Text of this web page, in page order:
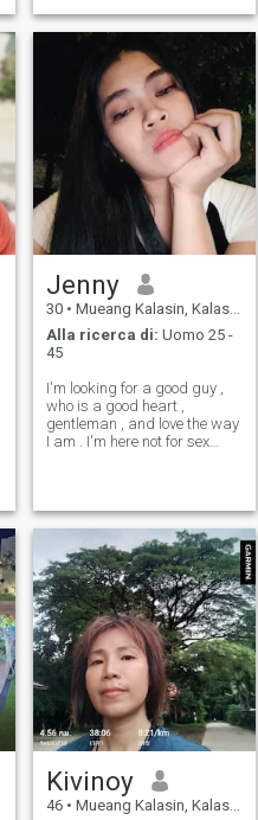
dell'altro e che sia felice
insieme.
Jenny
30 • Mueang Kalasin, Kalasin, Thailandia
Alla ricerca di: Uomo 25 -
45
I'm looking for a good guy ,
who is a good heart ,
gentleman , and love the way
I am . I'm here not for sex
looking for a guy who is
honest with me too . which is
why I h
Kivinoy
46 • Mueang Kalasin, Kalasin, Thailandia